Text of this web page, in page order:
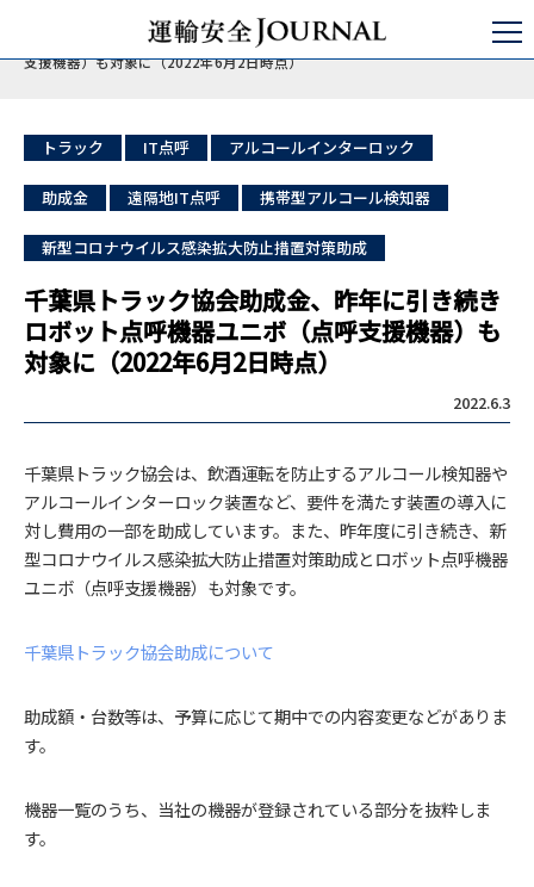
日本の運輸安全
バス/タクシー/トラック
千葉県トラック協会助成金、昨年に引き続きロボット点呼機器ユニボ（点呼
支援機器）も対象に（2022年6月2日時点）
トラック IT点呼 アルコールインターロック
助成金 遠隔地IT点呼 携帯型アルコール検知器
新型コロナウイルス感染拡大防止措置対策助成
千葉県トラック協会助成金、昨年に引き続き
ロボット点呼機器ユニボ（点呼支援機器）も
対象に（2022年6月2日時点）
2022.6.3
千葉県トラック協会は、飲酒運転を防止するアルコール検知器や
アルコールインターロック装置など、要件を満たす装置の導入に
対し費用の一部を助成しています。また、昨年度に引き続き、新
型コロナウイルス感染拡大防止措置対策助成とロボット点呼機器
ユニボ（点呼支援機器）も対象です。
千葉県トラック協会助成について
助成額・台数等は、予算に応じて期中での内容変更などがありま
す。
機器一覧のうち、当社の機器が登録されている部分を抜粋しま
す。